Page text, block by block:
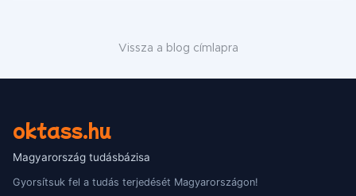
Vissza a blog címlapra
oktass.hu
Magyarország tudásbázisa
Gyorsítsuk fel a tudás terjedését Magyarországon!